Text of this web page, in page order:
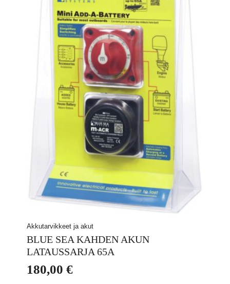
Akkutarvikkeet ja akut
BLUE SEA KAHDEN AKUN
LATAUSSARJA 65A
180,00 €